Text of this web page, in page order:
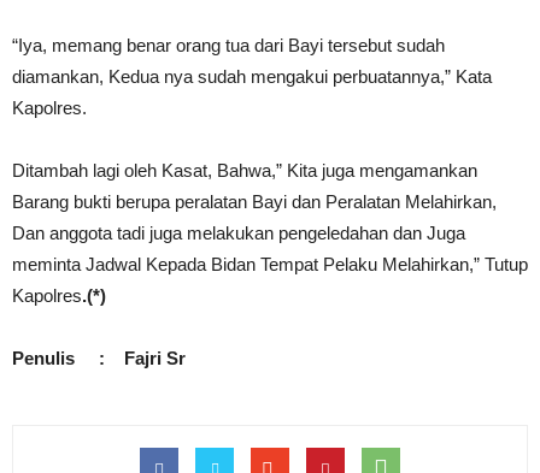
“Iya, memang benar orang tua dari Bayi tersebut sudah
diamankan, Kedua nya sudah mengakui perbuatannya,” Kata
Kapolres.
Ditambah lagi oleh Kasat, Bahwa,” Kita juga mengamankan
Barang bukti berupa peralatan Bayi dan Peralatan Melahirkan,
Dan anggota tadi juga melakukan pengeledahan dan Juga
meminta Jadwal Kepada Bidan Tempat Pelaku Melahirkan,” Tutup
Kapolres.(*)
Penulis : Fajri Sr